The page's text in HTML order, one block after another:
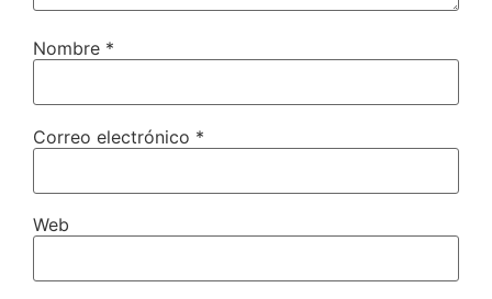
Nombre *
Correo electrónico *
Web